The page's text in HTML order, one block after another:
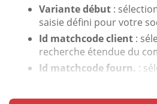
Variante début :
saisie défini pour votre
Id matchcode client :
recherche étendue du
Id matchcode fourn. :